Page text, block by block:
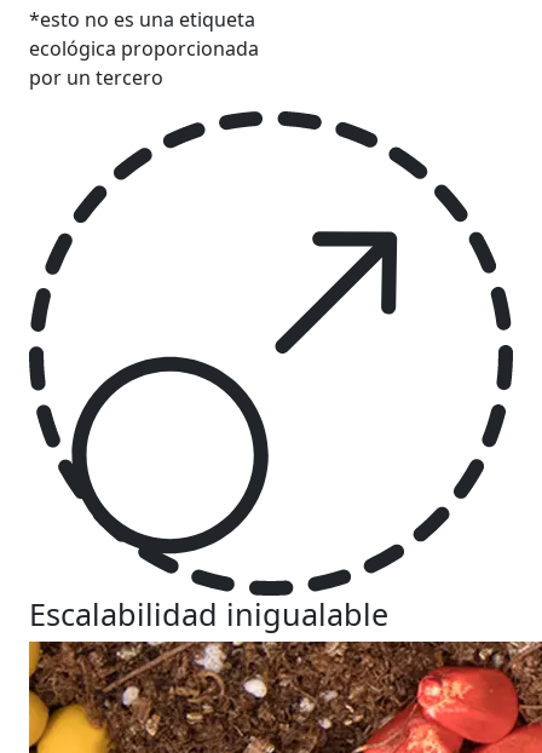
*esto no es una etiqueta
ecológica proporcionada
por un tercero
Escalabilidad inigualable